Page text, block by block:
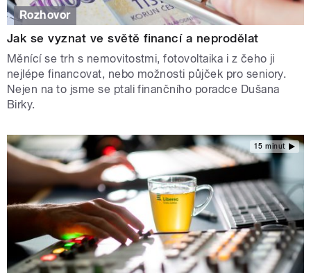
Rozhovor
Jak se vyznat ve světě financí a neprodělat
Měnící se trh s nemovitostmi, fotovoltaika i z čeho ji
nejlépe financovat, nebo možnosti půjček pro seniory.
Nejen na to jsme se ptali finančního poradce Dušana
Birky.
15 minut